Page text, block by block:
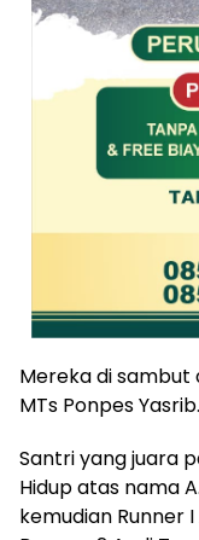
Mereka di sambut
MTs Ponpes Yasrib.
Santri yang juara
Hidup atas nama
kemudian Runner